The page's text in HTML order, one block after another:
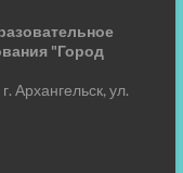
"Город
Архангельск, ул.